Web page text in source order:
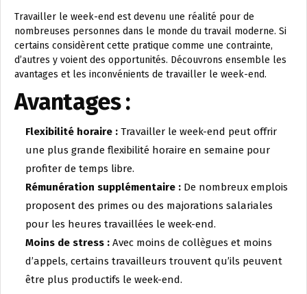
Travailler le week-end est devenu une réalité pour de
nombreuses personnes dans le monde du travail moderne. Si
certains considèrent cette pratique comme une contrainte,
d’autres y voient des opportunités. Découvrons ensemble les
avantages et les inconvénients de travailler le week-end.
Avantages :
Flexibilité horaire : Travailler le week-end peut offrir
une plus grande flexibilité horaire en semaine pour
profiter de temps libre.
Rémunération supplémentaire : De nombreux emplois
proposent des primes ou des majorations salariales
pour les heures travaillées le week-end.
Moins de stress : Avec moins de collègues et moins
d’appels, certains travailleurs trouvent qu’ils peuvent
être plus productifs le week-end.